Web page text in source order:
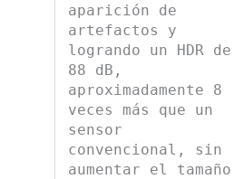
aparición de
artefactos y
logrando un HDR de
88 dB,
aproximadamente 8
veces más que un
sensor
convencional, sin
aumentar el tamaño